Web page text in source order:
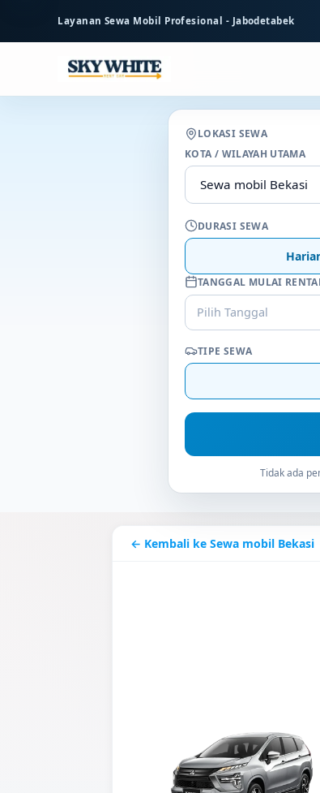
Layanan Sewa Mobil Profesional - Jabodetabek
LOKASI SEWA
KOTA / WILAYAH UTAMA
DURASI SEWA
TANGGAL MULAI
Pilih Tanggal
TIPE SEWA
Tidak ada
← Kembali ke Sewa mobil Bekasi